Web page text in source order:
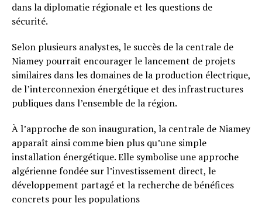
dans la diplomatie régionale et les questions de
sécurité.
Selon plusieurs analystes, le succès de la centrale de
Niamey pourrait encourager le lancement de projets
similaires dans les domaines de la production électrique,
de l’interconnexion énergétique et des infrastructures
publiques dans l’ensemble de la région.
À l’approche de son inauguration, la centrale de Niamey
apparaît ainsi comme bien plus qu’une simple
installation énergétique. Elle symbolise une approche
algérienne fondée sur l’investissement direct, le
développement partagé et la recherche de bénéfices
concrets pour les populations